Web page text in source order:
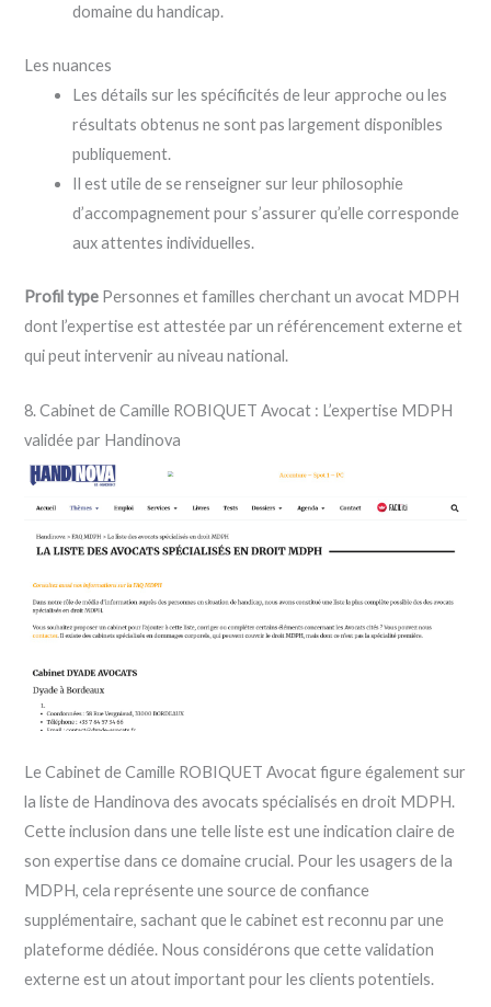
domaine du handicap.
Les nuances
Les détails sur les spécificités de leur approche ou les
résultats obtenus ne sont pas largement disponibles
publiquement.
Il est utile de se renseigner sur leur philosophie
d’accompagnement pour s’assurer qu’elle corresponde
aux attentes individuelles.
Profil type Personnes et familles cherchant un avocat MDPH
dont l’expertise est attestée par un référencement externe et
qui peut intervenir au niveau national.
8. Cabinet de Camille ROBIQUET Avocat : L’expertise MDPH
validée par Handinova
Le Cabinet de Camille ROBIQUET Avocat figure également sur
la liste de Handinova des avocats spécialisés en droit MDPH.
Cette inclusion dans une telle liste est une indication claire de
son expertise dans ce domaine crucial. Pour les usagers de la
MDPH, cela représente une source de confiance
supplémentaire, sachant que le cabinet est reconnu par une
plateforme dédiée. Nous considérons que cette validation
externe est un atout important pour les clients potentiels.